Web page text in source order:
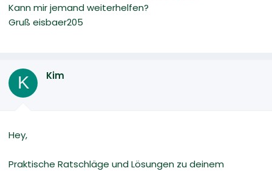
Kann mir jemand weiterhelfen?
Gruß eisbaer205
K Kim
Hey,
Praktische Ratschläge und Lösungen zu deinem